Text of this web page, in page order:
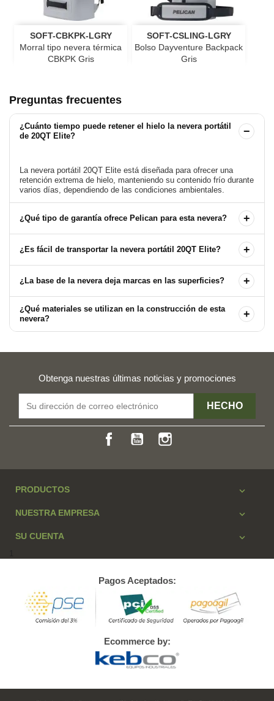
SOFT-CBKPK-LGRY
Morral tipo nevera térmica
CBKPK Gris
SOFT-CSLING-LGRY
Bolso Dayventure Backpack
Gris
Preguntas frecuentes
¿Cuánto tiempo puede retener el hielo la nevera portátil
de 20QT Elite?
−
La nevera portátil 20QT Elite está diseñada para ofrecer una
retención extrema de hielo, manteniendo su contenido frío durante
¿Qué tipo de garantía ofrece Pelican para esta nevera? +
¿Es fácil de transportar la nevera portátil 20QT Elite? +
¿La base de la nevera deja marcas en las superficies? +
¿Qué materiales se utilizan en la construcción de esta
nevera?
+
Obtenga nuestras últimas noticias y promociones
Facebook YouTube
PRODUCTOS 
NUESTRA EMPRESA 
SU CUENTA 
Pagos Aceptados:
Ecommerce by: